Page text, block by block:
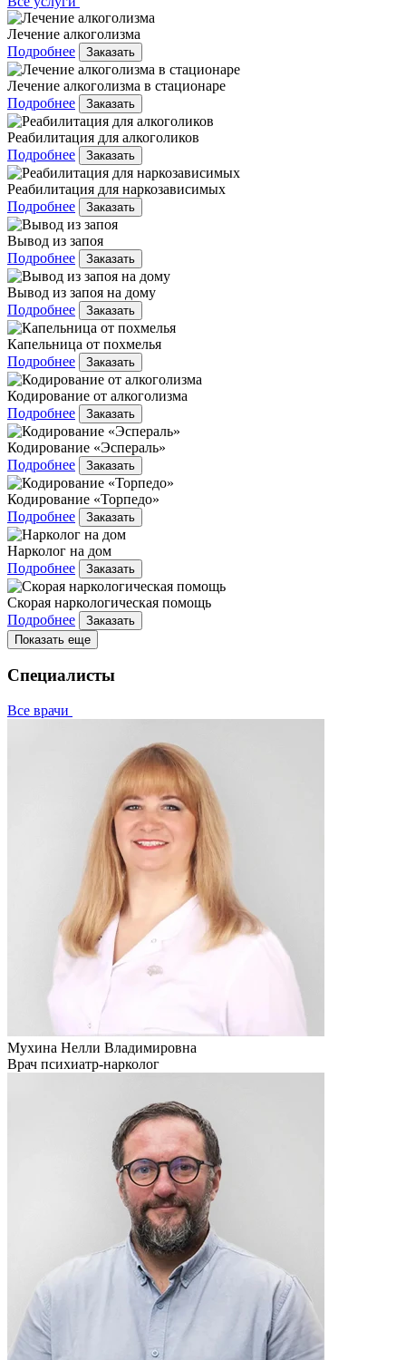
Лечение алкоголизма
Подробнее
Заказать
Лечение алкоголизма в стационаре
Подробнее
Заказать
Реабилитация для алкоголиков
Подробнее
Заказать
Реабилитация для наркозависимых
Подробнее
Заказать
Вывод из запоя
Подробнее
Заказать
Вывод из запоя на дому
Подробнее
Заказать
Капельница от похмелья
Подробнее
Заказать
Кодирование от алкоголизма
Подробнее
Заказать
Кодирование «Эспераль»
Подробнее
Заказать
Кодирование «Торпедо»
Подробнее
Заказать
Нарколог на дом
Подробнее
Заказать
Скорая наркологическая помощь
Подробнее
Заказать
Показать еще
Специалисты
Все врачи
Мухина Нелли Владимировна
Врач психиатр-нарколог